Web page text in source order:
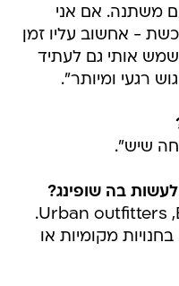
משתנה. אם אני
- אחשוב עליו זמן
אותי גם לעתיד
רגעי ומיותר".
שיש".
בה שופינג?
"Urban outfitters ,Brandy Melville ,Subdued.
מקומיות או